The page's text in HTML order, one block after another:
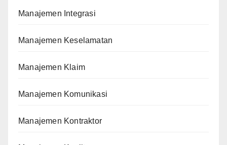
Manajemen Integrasi
Manajemen Keselamatan
Manajemen Klaim
Manajemen Komunikasi
Manajemen Kontraktor